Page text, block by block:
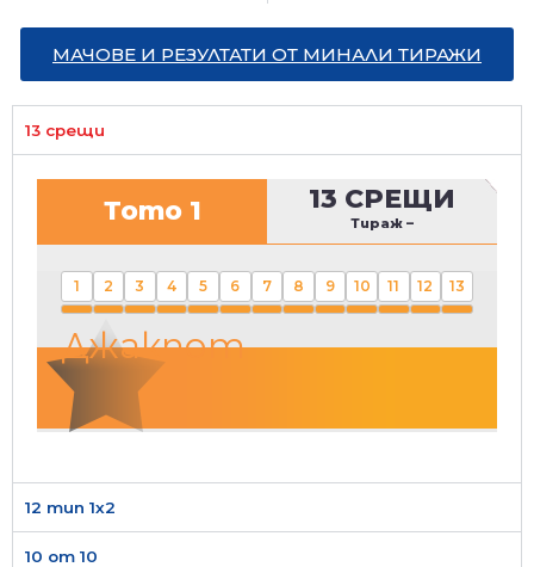
МАЧОВЕ И РЕЗУЛТАТИ ОТ МИНАЛИ ТИРАЖИ
13 срещи
Тото 1 13 СРЕЩИ
Тираж –
1 2 3 4 5 6 7 8 9 10 11 12 13
Джакпот
12 тип 1х2
10 от 10